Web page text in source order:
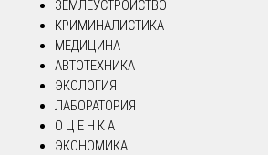
ЗЕМЛЕУСТРОЙСТВО
КРИМИНАЛИСТИКА
МЕДИЦИНА
АВТОТЕХНИКА
ЭКОЛОГИЯ
ЛАБОРАТОРИЯ
О Ц Е Н К А
ЭКОНОМИКА